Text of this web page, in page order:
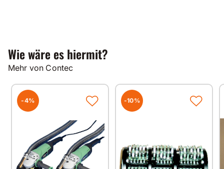
Wie wäre es hiermit?
Mehr von Contec
-4% -10%